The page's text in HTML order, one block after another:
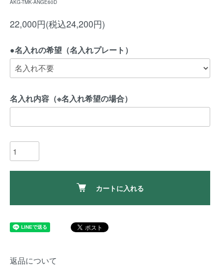
AKG-TMK-ANGE60D
22,000円(税込24,200円)
●名入れの希望（名入れプレート）
名入れ内容（※名入れ希望の場合）
カートに入れる
返品について